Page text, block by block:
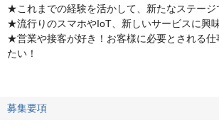
★これまでの経験を活かして、新たなステージ
★流行りのスマホやIoT、新しいサービスに興
★営業や接客が好き！お客様に必要とされる仕
たい！
募集要項